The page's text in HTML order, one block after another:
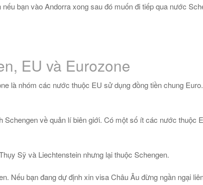
bạn vào Andorra xong sau đó muốn đi tiếp qua nước
EU và Eurozone
là nhóm các nước thuộc EU sử dụng đồng tiền chung
về quản lí biên giới. Có một số ít các nước thuộc
Sỹ và Liechtenstein nhưng lại thuộc Schengen.
Nếu bạn đang dự định xin visa Châu Âu đừng ngần ngại